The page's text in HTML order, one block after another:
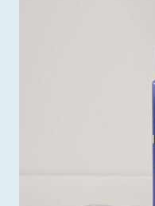
Cera
Una mousse soffice e
e la definizione di una